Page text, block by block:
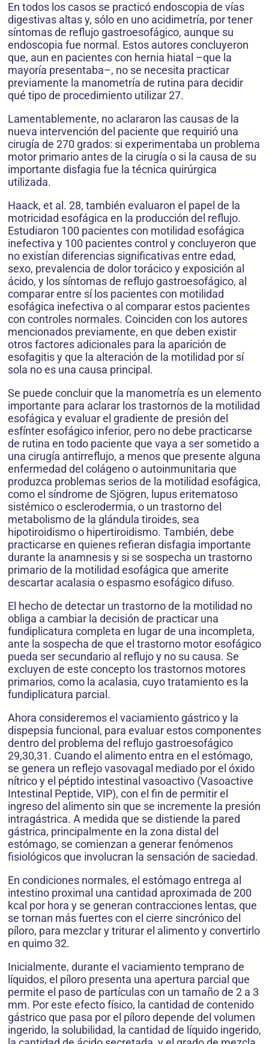
En todos los casos se practicó endoscopia de vías
digestivas altas y, sólo en uno acidimetría, por tener
síntomas de reflujo gastroesofágico, aunque su
endoscopia fue normal. Estos autores concluyeron
que, aun en pacientes con hernia hiatal –que la
mayoría presentaba–, no se necesita practicar
previamente la manometría de rutina para decidir
qué tipo de procedimiento utilizar 27.
Lamentablemente, no aclararon las causas de la
nueva intervención del paciente que requirió una
cirugía de 270 grados: si experimentaba un problema
motor primario antes de la cirugía o si la causa de su
importante disfagia fue la técnica quirúrgica
utilizada.
Haack, et al. 28, también evaluaron el papel de la
motricidad esofágica en la producción del reflujo.
Estudiaron 100 pacientes con motilidad esofágica
inefectiva y 100 pacientes control y concluyeron que
no existían diferencias significativas entre edad,
sexo, prevalencia de dolor torácico y exposición al
ácido, y los síntomas de reflujo gastroesofágico, al
comparar entre sí los pacientes con motilidad
esofágica inefectiva o al comparar estos pacientes
con controles normales. Coinciden con los autores
mencionados previamente, en que deben existir
otros factores adicionales para la aparición de
esofagitis y que la alteración de la motilidad por sí
sola no es una causa principal.
Se puede concluir que la manometría es un elemento
importante para aclarar los trastornos de la motilidad
esofágica y evaluar el gradiente de presión del
esfínter esofágico inferior, pero no debe practicarse
de rutina en todo paciente que vaya a ser sometido a
una cirugía antirreflujo, a menos que presente alguna
enfermedad del colágeno o autoinmunitaria que
produzca problemas serios de la motilidad esofágica,
como el síndrome de Sjögren, lupus eritematoso
sistémico o esclerodermia, o un trastorno del
metabolismo de la glándula tiroides, sea
hipotiroidismo o hipertiroidismo. También, debe
practicarse en quienes refieran disfagia importante
durante la anamnesis y si se sospecha un trastorno
primario de la motilidad esofágica que amerite
descartar acalasia o espasmo esofágico difuso.
El hecho de detectar un trastorno de la motilidad no
obliga a cambiar la decisión de practicar una
fundiplicatura completa en lugar de una incompleta,
ante la sospecha de que el trastorno motor esofágico
pueda ser secundario al reflujo y no su causa. Se
excluyen de este concepto los trastornos motores
primarios, como la acalasia, cuyo tratamiento es la
fundiplicatura parcial.
Ahora consideremos el vaciamiento gástrico y la
dispepsia funcional, para evaluar estos componentes
dentro del problema del reflujo gastroesofágico
29,30,31. Cuando el alimento entra en el estómago,
se genera un reflejo vasovagal mediado por el óxido
nítrico y el péptido intestinal vasoactivo (Vasoactive
Intestinal Peptide, VIP), con el fin de permitir el
ingreso del alimento sin que se incremente la presión
intragástrica. A medida que se distiende la pared
gástrica, principalmente en la zona distal del
estómago, se comienzan a generar fenómenos
fisiológicos que involucran la sensación de saciedad.
En condiciones normales, el estómago entrega al
intestino proximal una cantidad aproximada de 200
kcal por hora y se generan contracciones lentas, que
se tornan más fuertes con el cierre sincrónico del
píloro, para mezclar y triturar el alimento y convertirlo
en quimo 32.
Inicialmente, durante el vaciamiento temprano de
líquidos, el píloro presenta una apertura parcial que
permite el paso de partículas con un tamaño de 2 a 3
mm. Por este efecto físico, la cantidad de contenido
gástrico que pasa por el píloro depende del volumen
ingerido, la solubilidad, la cantidad de líquido ingerido,